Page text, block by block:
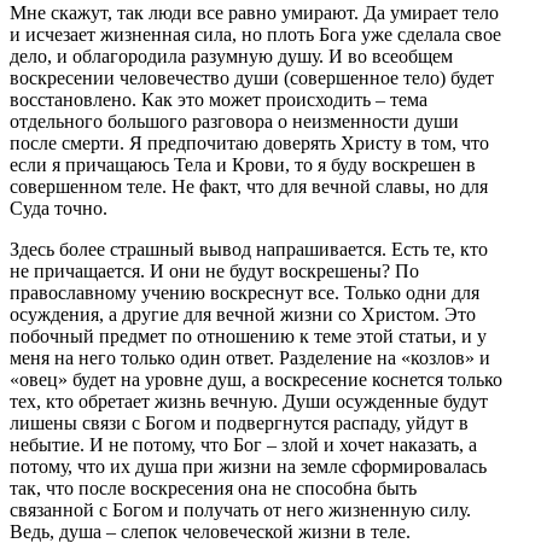
Мне скажут, так люди все равно умирают. Да умирает тело
и исчезает жизненная сила, но плоть Бога уже сделала свое
дело, и облагородила разумную душу. И во всеобщем
воскресении человечество души (совершенное тело) будет
восстановлено. Как это может происходить – тема
отдельного большого разговора о неизменности души
после смерти. Я предпочитаю доверять Христу в том, что
если я причащаюсь Тела и Крови, то я буду воскрешен в
совершенном теле. Не факт, что для вечной славы, но для
Суда точно.
Здесь более страшный вывод напрашивается. Есть те, кто
не причащается. И они не будут воскрешены? По
православному учению воскреснут все. Только одни для
осуждения, а другие для вечной жизни со Христом. Это
побочный предмет по отношению к теме этой статьи, и у
меня на него только один ответ. Разделение на «козлов» и
«овец» будет на уровне душ, а воскресение коснется только
тех, кто обретает жизнь вечную. Души осужденные будут
лишены связи с Богом и подвергнутся распаду, уйдут в
небытие. И не потому, что Бог – злой и хочет наказать, а
потому, что их душа при жизни на земле сформировалась
так, что после воскресения она не способна быть
связанной с Богом и получать от него жизненную силу.
Ведь, душа – слепок человеческой жизни в теле.